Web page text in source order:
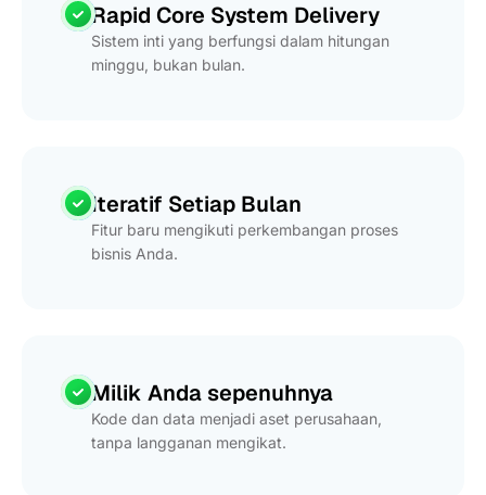
Rapid Core System Delivery
Sistem inti yang berfungsi dalam hitungan
minggu, bukan bulan.
Iteratif Setiap Bulan
Fitur baru mengikuti perkembangan proses
bisnis Anda.
Milik Anda sepenuhnya
Kode dan data menjadi aset perusahaan,
tanpa langganan mengikat.